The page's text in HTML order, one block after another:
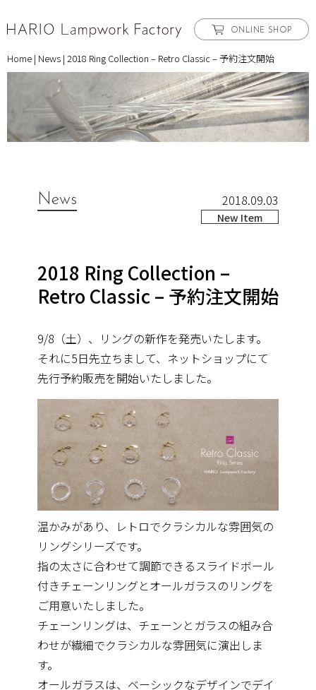
ONLINE SHOP
Home | News | 2018 Ring Collection – Retro Classic – 予約注文開始
News 2018.09.03
New Item
2018 Ring Collection –
Retro Classic – 予約注文開始
9/8（土）、リングの新作を発売いたします。
それに5日先立ちまして、ネットショップにて
先行予約販売を開始いたしました。
温かみがあり、レトロでクラシカルな雰囲気の
リングシリーズです。
指の太さに合わせて調節できるスライドボール
付きチェーンリングとオールガラスのリングを
ご用意いたしました。
チェーンリングは、チェーンとガラスの組み合
わせが繊細でクラシカルな雰囲気に演出しま
す。
オールガラスは、ベーシックなデザインでデイ